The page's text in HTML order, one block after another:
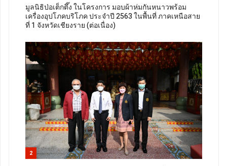
มูลนิธิป่อเต็กตึ๊ง ในโครงการ มอบผ้าห่มกันหนาวพร้อม
เครื่องอุปโภคบริโภค ประจำปี 2563 ในพื้นที่ ภาคเหนือสาย
ที่ 1 จังหวัดเชียงราย (ต่อเนื่อง)
2